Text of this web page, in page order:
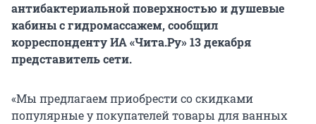
антибактериальной поверхностью и душевые
кабины с гидромассажем, сообщил
корреспонденту ИА «Чита.Ру» 13 декабря
представитель сети.
«Мы предлагаем приобрести со скидками
популярные у покупателей товары для ванных